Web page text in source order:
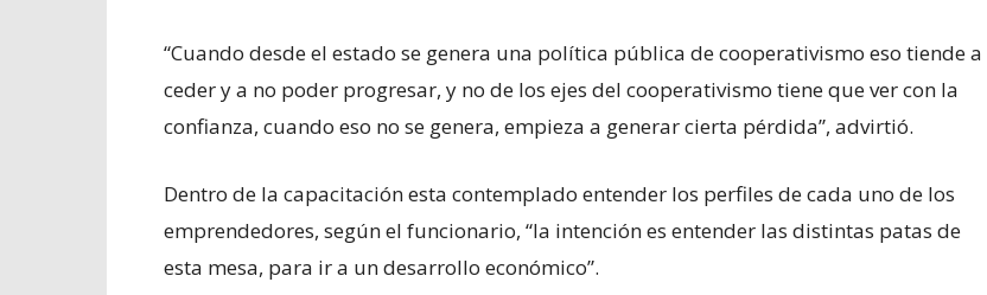
“Cuando desde el estado se genera una política pública de cooperativismo eso tiende a
ceder y a no poder progresar, y no de los ejes del cooperativismo tiene que ver con la
confianza, cuando eso no se genera, empieza a generar cierta pérdida”, advirtió.
Dentro de la capacitación esta contemplado entender los perfiles de cada uno de los
emprendedores, según el funcionario, “la intención es entender las distintas patas de
esta mesa, para ir a un desarrollo económico”.